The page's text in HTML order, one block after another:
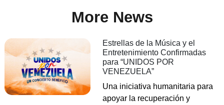
More News
Estrellas de la Música y el
Entretenimiento Confirmadas
para “UNIDOS POR
VENEZUELA”
Una iniciativa humanitaria para
apoyar la recuperación y